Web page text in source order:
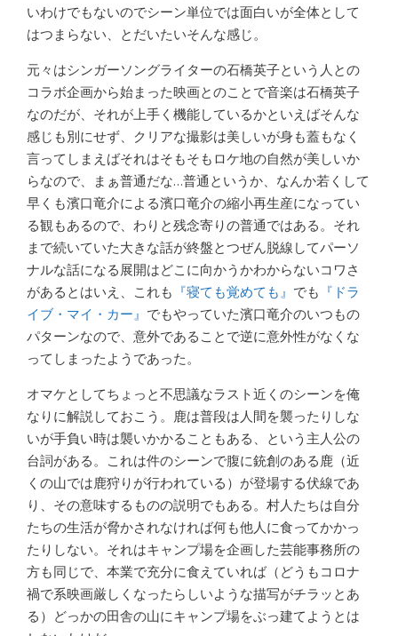
いわけでもないのでシーン単位では面白いが全体として
はつまらない、とだいたいそんな感じ。
元々はシンガーソングライターの石橋英子という人との
コラボ企画から始まった映画とのことで音楽は石橋英子
なのだが、それが上手く機能しているかといえばそんな
感じも別にせず、クリアな撮影は美しいが身も蓋もなく
言ってしまえばそれはそもそもロケ地の自然が美しいか
らなので、まぁ普通だな…普通というか、なんか若くして
早くも濱口竜介による濱口竜介の縮小再生産になってい
る観もあるので、わりと残念寄りの普通ではある。それ
まで続いていた大きな話が終盤とつぜん脱線してパーソ
ナルな話になる展開はどこに向かうかわからないコワさ
があるとはいえ、これも 『寝ても覚めても』 でも 『ドラ
イブ・マイ・カー』 でもやっていた濱口竜介のいつもの
パターンなので、意外であることで逆に意外性がなくな
ってしまったようであった。
オマケとしてちょっと不思議なラスト近くのシーンを俺
なりに解説しておこう。鹿は普段は人間を襲ったりしな
いが手負い時は襲いかかることもある、という主人公の
台詞がある。これは件のシーンで腹に銃創のある鹿（近
くの山では鹿狩りが行われている）が登場する伏線であ
り、その意味するものの説明でもある。村人たちは自分
たちの生活が脅かされなければ何も他人に食ってかかっ
たりしない。それはキャンプ場を企画した芸能事務所の
方も同じで、本業で充分に食えていれば（どうもコロナ
禍で系映画厳しくなったらしいような描写がチラッとあ
る）どっかの田舎の山にキャンプ場をぶっ建てようとは